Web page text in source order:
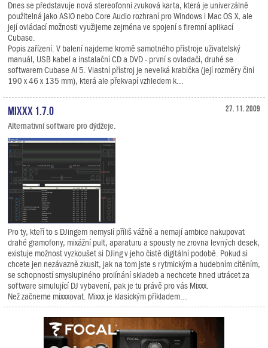
Dnes se představuje nová stereofonní zvuková karta, která je univerzálně
použitelná jako ASIO nebo Core Audio rozhraní pro Windows i Mac OS X, ale
její ovládací možnosti využijeme zejména ve spojení s firemní aplikací
Cubase.
Popis zařízení. V balení najdeme kromě samotného přístroje uživatelský
manuál, USB kabel a instalační CD a DVD - první s ovladači, druhé se
softwarem Cubase AI 5. Vlastní přístroj je nevelká krabička (její rozměry činí
190 x 46 x 135 mm), která ale překvapí vzhledem k...
27. 11. 2009
Mixxx 1.7.0
Alternativní software pro dýdžeje.
Pro ty, kteří to s DJingem nemyslí příliš vážně a nemají ambice nakupovat
drahé gramofony, mixážní pult, aparaturu a spousty ne zrovna levných desek,
existuje možnost vyzkoušet si DJing v jeho čistě digitální podobě. Pokud si
chcete jen nezávazně zkusit, jak na tom jste s rytmickým a hudebním cítěním,
se schopností smysluplného prolínání skladeb a nechcete hned utrácet za
software simulující DJ vybavení, pak je tu právě pro vás Mixxx.
Než začneme mixxxovat. Mixxx je klasickým příkladem...